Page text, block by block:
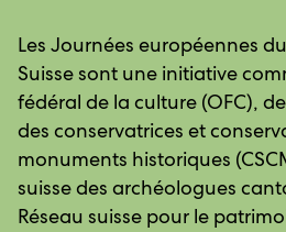
Les Journées européennes
Suisse sont une initiative
fédéral de la culture (OFC),
des conservatrices et
monuments historiques
suisse des archéologues
Réseau suisse pour le